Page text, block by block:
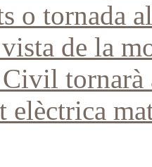
o tornada
de la